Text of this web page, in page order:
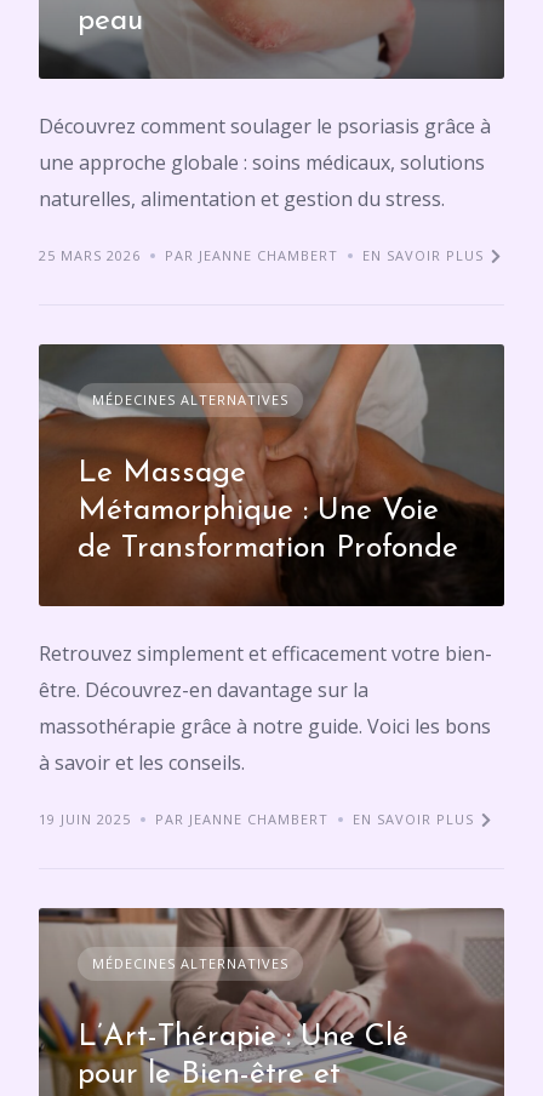
peau
Découvrez comment soulager le psoriasis grâce à
une approche globale : soins médicaux, solutions
naturelles, alimentation et gestion du stress.
25 MARS 2026 PAR JEANNE CHAMBERT EN SAVOIR PLUS
MÉDECINES ALTERNATIVES
Le Massage
Métamorphique : Une Voie
de Transformation Profonde
Retrouvez simplement et efficacement votre bien-
être. Découvrez-en davantage sur la
massothérapie grâce à notre guide. Voici les bons
à savoir et les conseils.
19 JUIN 2025 PAR JEANNE CHAMBERT EN SAVOIR PLUS
MÉDECINES ALTERNATIVES
L’Art-Thérapie : Une Clé
pour le Bien-être et